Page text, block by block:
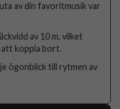
av din favoritmusik var
av 10 m, vilket
koppla bort.
ögonblick till rytmen av